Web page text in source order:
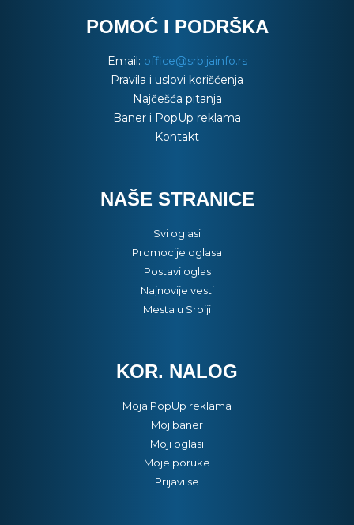
POMOĆ I PODRŠKA
Email: office@srbijainfo.rs
Pravila i uslovi korišćenja
Najčešća pitanja
Baner i PopUp reklama
Kontakt
NAŠE STRANICE
Svi oglasi
Promocije oglasa
Postavi oglas
Najnovije vesti
Mesta u Srbiji
KOR. NALOG
Moja PopUp reklama
Moj baner
Moji oglasi
Moje poruke
Prijavi se